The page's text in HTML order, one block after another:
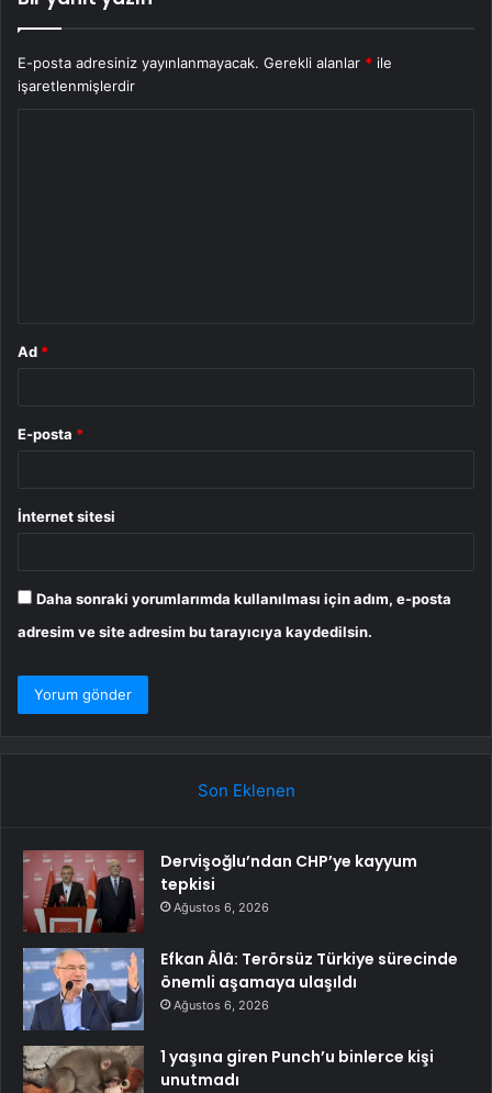
E-posta adresiniz yayınlanmayacak. Gerekli alanlar * ile
işaretlenmişlerdir
Ad *
E-posta *
İnternet sitesi
Daha sonraki yorumlarımda kullanılması için adım, e-posta
adresim ve site adresim bu tarayıcıya kaydedilsin.
Son Eklenen
Dervişoğlu’ndan CHP’ye kayyum
tepkisi
Ağustos 6, 2026
Efkan Âlâ: Terörsüz Türkiye sürecinde
önemli aşamaya ulaşıldı
Ağustos 6, 2026
1 yaşına giren Punch’u binlerce kişi
unutmadı